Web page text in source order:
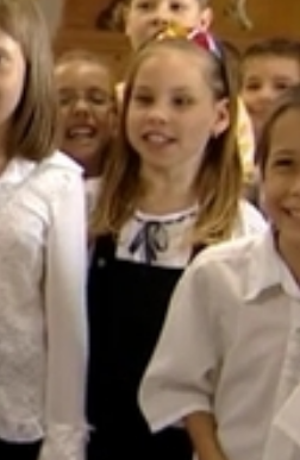
gyermeknapot szerveztek
asztalán, a diákok a holnapi
évek 4,2 körüli átlagának."
tarisznyát. A Derkovits
tovább. Ma mindenhol lezárult